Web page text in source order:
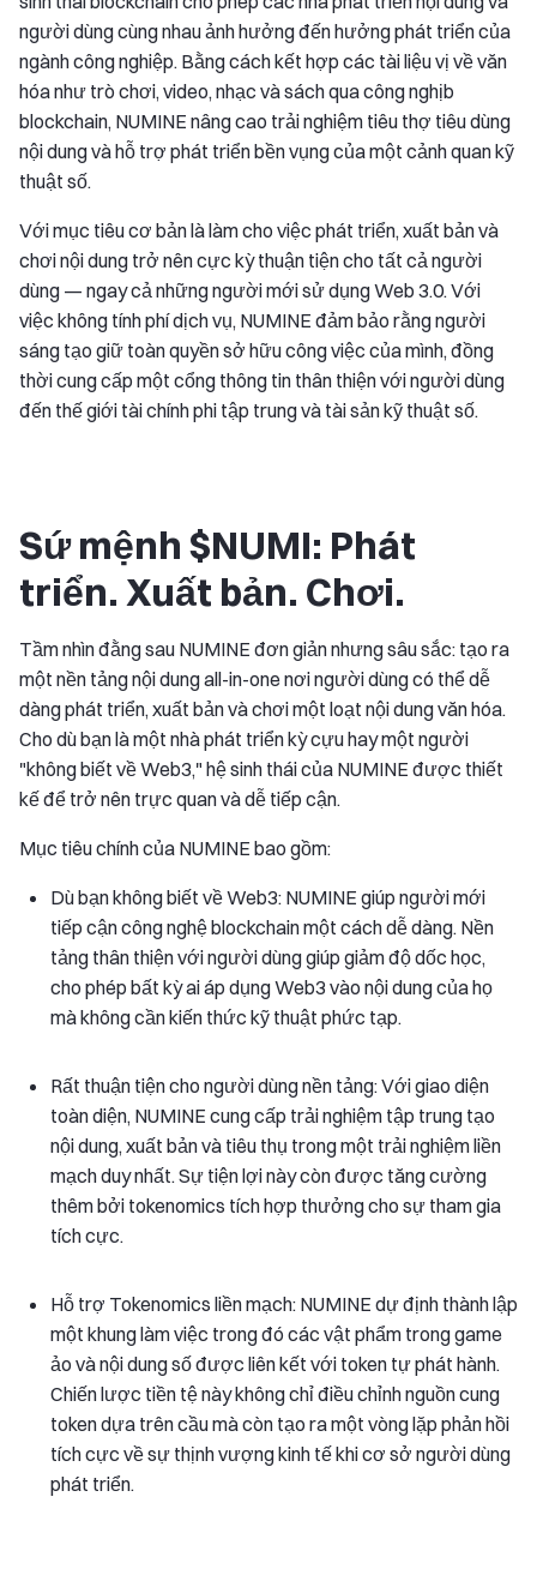
người dùng cùng nhau ảnh hưởng đến hưởng phát triển của
ngành công nghiệp. Bằng cách kết hợp các tài liệu vị về văn
hóa như trò chơi, video, nhạc và sách qua công nghịb
blockchain, NUMINE nâng cao trải nghiệm tiêu thợ tiêu dùng
nội dung và hỗ trợ phát triển bền vụng của một cảnh quan kỹ
thuật số.
Với mục tiêu cơ bản là làm cho việc phát triển, xuất bản và
chơi nội dung trở nên cực kỳ thuận tiện cho tất cả người
dùng — ngay cả những người mới sử dụng Web 3.0. Với
việc không tính phí dịch vụ, NUMINE đảm bảo rằng người
sáng tạo giữ toàn quyền sở hữu công việc của mình, đồng
thời cung cấp một cổng thông tin thân thiện với người dùng
đến thế giới tài chính phi tập trung và tài sản kỹ thuật số.
Sứ mệnh $NUMI: Phát
triển. Xuất bản. Chơi.
Tầm nhìn đằng sau NUMINE đơn giản nhưng sâu sắc: tạo ra
một nền tảng nội dung all-in-one nơi người dùng có thể dễ
dàng phát triển, xuất bản và chơi một loạt nội dung văn hóa.
Cho dù bạn là một nhà phát triển kỳ cựu hay một người
"không biết về Web3," hệ sinh thái của NUMINE được thiết
kế để trở nên trực quan và dễ tiếp cận.
Mục tiêu chính của NUMINE bao gồm:
Dù bạn không biết về Web3: NUMINE giúp người mới
tiếp cận công nghệ blockchain một cách dễ dàng. Nền
tảng thân thiện với người dùng giúp giảm độ dốc học,
cho phép bất kỳ ai áp dụng Web3 vào nội dung của họ
mà không cần kiến thức kỹ thuật phức tạp.
Rất thuận tiện cho người dùng nền tảng: Với giao diện
toàn diện, NUMINE cung cấp trải nghiệm tập trung tạo
nội dung, xuất bản và tiêu thụ trong một trải nghiệm liền
mạch duy nhất. Sự tiện lợi này còn được tăng cường
thêm bởi tokenomics tích hợp thưởng cho sự tham gia
tích cực.
Hỗ trợ Tokenomics liền mạch: NUMINE dự định thành lập
một khung làm việc trong đó các vật phẩm trong game
ảo và nội dung số được liên kết với token tự phát hành.
Chiến lược tiền tệ này không chỉ điều chỉnh nguồn cung
token dựa trên cầu mà còn tạo ra một vòng lặp phản hồi
tích cực về sự thịnh vượng kinh tế khi cơ sở người dùng
phát triển.